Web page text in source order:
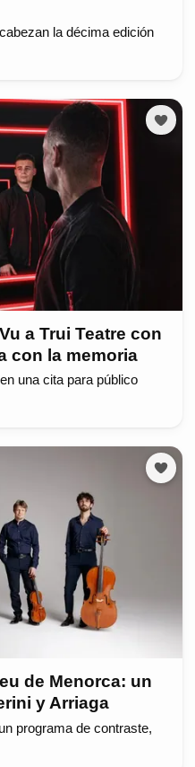
la décima edición
a Trui Teatre con
con la memoria
una cita para público
de Menorca: un
y Arriaga
programa de contraste,